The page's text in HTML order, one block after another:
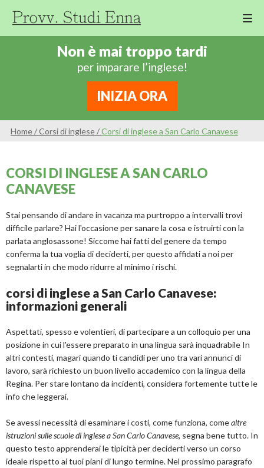
Non è mai troppo tardi
per imparare l’inglese!
INIZIA ORA
Home/Corsi di inglese/Corsi di inglese a San Carlo Canavese
CORSI DI INGLESE A SAN CARLO
CANAVESE
Stai pensando di andare in vacanza ma purtroppo a intervalli trovi
difficile parlare? Hai l'occasione per sanare la cosa e istruirti con la
parlata anglosassone! Siccome hai fatti del genere da tempo
conferma la tua voglia di deciderti, per questo affidati a noi per
segnalarti in che modo ridurre al minimo i rischi.
corsi di inglese a San Carlo Canavese:
informazioni generali
Aspettati, spesso e volentieri, di partecipare a un colloquio per una
posizione in cui l'essere preparato in una lingua sarà inquadrabile In
altri contesti, magari quando ti candidi per uno tra vari annunci di
lavoro, sarà richiesto un buon livello accademico con la lingua della
Regina. Per stare lontano da incidenti, considera fortemente tutte le
info che leggerai.
Se avessi necessità di esaminare i costi, come funziona, comealtre
istruzioni sulle scuole di inglese a San Carlo Canavese, segna bene tutto. In
questo testo apprenderai le tipicità per deciderti verso un corso
ideale rispetto ai tuoi piani di lungo termine. Nel prossimo paragrafo